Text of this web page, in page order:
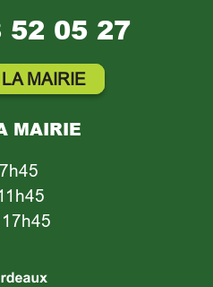
52 05 27
MAIRIE
MAIRIE